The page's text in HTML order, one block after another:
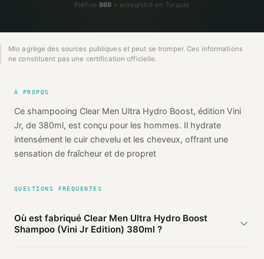
Préfixe 868 = enregistré en Turquie
Mio agrège des sources publiques et peut se tromper. Ces informations
ne constituent pas une certification officielle.
À PROPOS
Ce shampooing Clear Men Ultra Hydro Boost, édition Vini
Jr, de 380ml, est conçu pour les hommes. Il hydrate
intensément le cuir chevelu et les cheveux, offrant une
sensation de fraîcheur et de propret
QUESTIONS FRÉQUENTES
Où est fabriqué Clear Men Ultra Hydro Boost
Shampoo (Vini Jr Edition) 380ml ?